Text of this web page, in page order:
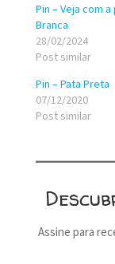
Pin – Veja com a
Branca
28/02/2024
Post similar
Pin – Pata Preta
07/12/2020
Post similar
Assine para